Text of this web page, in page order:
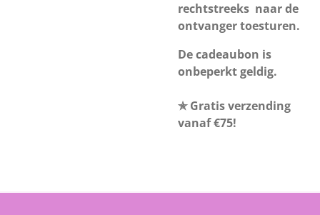
rechtstreeks naar de
ontvanger toesturen.
De cadeaubon is
onbeperkt geldig.
✯ Gratis verzending
vanaf €75!